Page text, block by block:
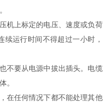
上标定的电压、速度或负荷
续运行时间不得超过一小时，
要从电源中拔出插头。电缆
。
任何情况下都不能处理其他